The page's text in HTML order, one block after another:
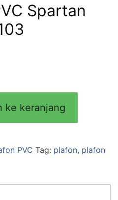
Spartan
ke keranjang
PVC Tag: plafon, plafon